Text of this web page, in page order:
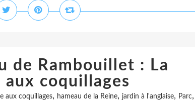
de Rambouillet : La
aux coquillages
aux coquillages, hameau de la Reine, jardin à l'anglaise, Parc,